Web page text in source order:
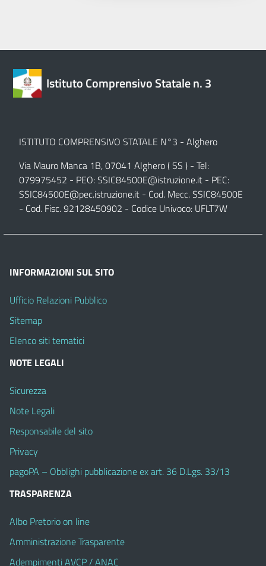
Istituto Comprensivo Statale n. 3
ISTITUTO COMPRENSIVO STATALE N°3 - Alghero
Via Mauro Manca 1B, 07041 Alghero ( SS ) - Tel:
079975452 - PEO:SSIC84500E@istruzione.it - PEC:
SSIC84500E@pec.istruzione.it - Cod. Mecc. SSIC84500E
- Cod. Fisc. 92128450902 - Codice Univoco: UFLT7W
INFORMAZIONI SUL SITO
Ufficio Relazioni Pubblico
Sitemap
Elenco siti tematici
NOTE LEGALI
Sicurezza
Note Legali
Responsabile del sito
Privacy
pagoPA – Obblighi pubblicazione ex art. 36 D.Lgs. 33/13
TRASPARENZA
Albo Pretorio on line
Amministrazione Trasparente
Adempimenti AVCP / ANAC